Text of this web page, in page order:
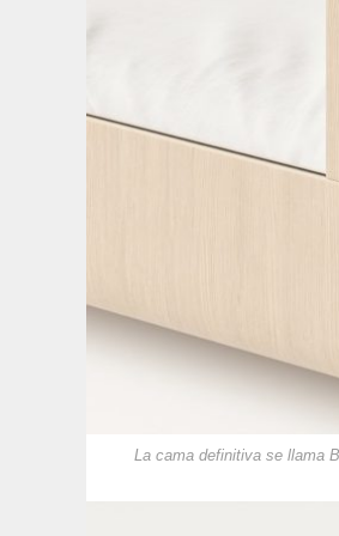
La cama definitiva se llama